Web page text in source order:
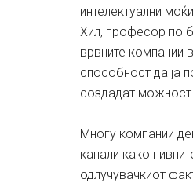
интелектуални
Хил, професор по
врвните компании
способност да ја
создадат можност
Многу компании
канали како
одлучувачкиот